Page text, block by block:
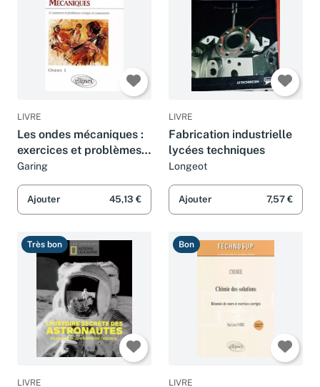
LIVRE
Les ondes mécaniques :
exercices et problèmes
corrigés et commentés,
posés à l'écrit et à l'oral
des concours
Garing
Ajouter 45,13 €
LIVRE
Fabrication industrielle
lycées techniques
Longeot
Ajouter 7,57 €
Très bon
LIVRE
Bon
LIVRE